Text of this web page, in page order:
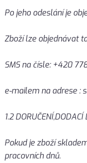
Po jeho odeslání je
Zboží lze objednávat
SMS na čísle: +420
e-mailem na adrese :
1.2 DORUČENÍ,DODACÍ
Pokud je zboží
pracovních dnů.